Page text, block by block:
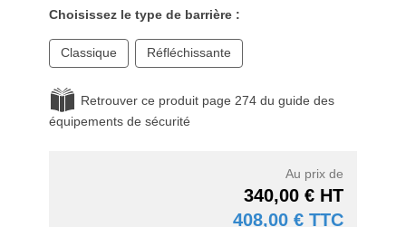
Choisissez le type de barrière :
Classique Réfléchissante
Retrouver ce produit page 274 du guide des
équipements de sécurité
Au prix de
340,00 € HT
408,00 € TTC